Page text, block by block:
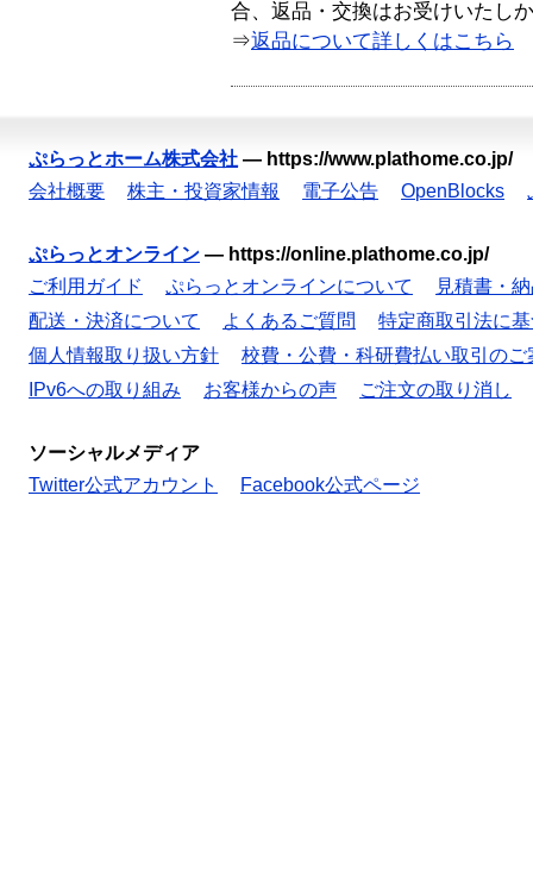
合、返品・交換はお受けいたし
⇒返品について詳しくはこちら
ぷらっとホーム株式会社 — https://www.plathome.co.jp/
会社概要
株主・投資家情報 電子公告 OpenBlocks
ぷらっとオンライン — https://online.plathome.co.jp/
ご利用ガイド
ぷらっとオンラインについて
見積書・
配送・決済について
よくあるご質問
特定商取引法に
個人情報取り扱い方針
校費・公費・科研費払い取引のご
IPv6への取り組み
お客様からの声 ご注文の取り消し
ソーシャルメディア
Twitter公式アカウント
Facebook公式ページ